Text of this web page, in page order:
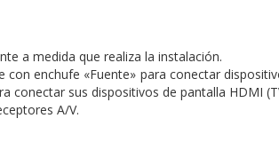
a medida que realiza la instalación.
con enchufe «Fuente» para conectar
conectar sus dispositivos de pantalla HDMI
A/V.